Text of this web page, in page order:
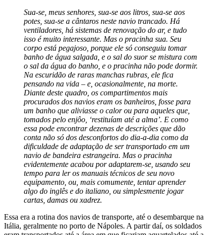
Sua-se, meus senhores, sua-se aos litros, sua-se aos
potes, sua-se a cântaros neste navio trancado. Há
ventiladores, há sistemas de renovação do ar, e tudo
isso é muito interessante. Mas o pracinha sua. Seu
corpo está pegajoso, porque ele só conseguiu tomar
banho de água salgada, e o sal do suor se mistura com
o sal da água do banho, e o pracinha não pode dormir.
Na escuridão de raras manchas rubras, ele fica
pensando na vida – e, ocasionalmente, na morte.
Diante deste quadro, os compartimentos mais
procurados dos navios eram os banheiros, fosse para
um banho que aliviasse o calor ou para aqueles que,
tomados pelo enjôo, ‘restituíam até a alma’. E como
essa pode encontrar dezenas de descrições que dão
conta não só dos desconfortos do dia-a-dia como da
dificuldade de adaptação de ser transportado em um
navio de bandeira estrangeira. Mas o pracinha
evidentemente acabou por adaptarem-se, usando seu
tempo para ler os manuais técnicos de seu novo
equipamento, ou, mais comumente, tentar aprender
algo do inglês e do italiano, ou simplesmente jogar
cartas, damas ou xadrez.
Essa era a rotina dos navios de transporte, até o desembarque na
Itália, geralmente no porto de Nápoles. A partir daí, os soldados